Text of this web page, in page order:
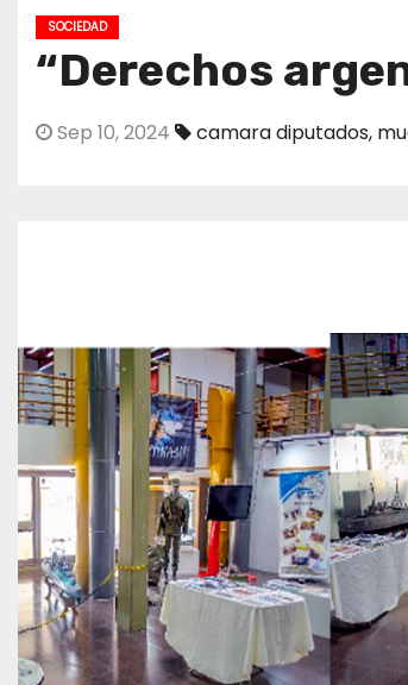
SOCIEDAD
“Derechos
Sep 10, 2024 camara diputados,